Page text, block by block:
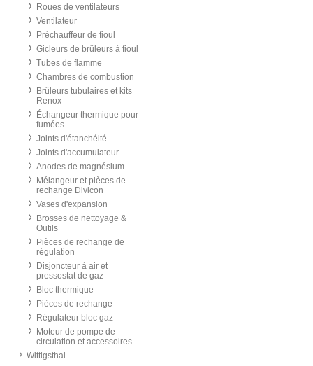
Roues de ventilateurs
Ventilateur
Préchauffeur de fioul
Gicleurs de brûleurs à fioul
Tubes de flamme
Chambres de combustion
Brûleurs tubulaires et kits
Renox
Échangeur thermique pour
fumées
Joints d'étanchéité
Joints d'accumulateur
Anodes de magnésium
Mélangeur et pièces de
rechange Divicon
Vases d'expansion
Brosses de nettoyage &
Outils
Pièces de rechange de
régulation
Disjoncteur à air et
pressostat de gaz
Bloc thermique
Pièces de rechange
Régulateur bloc gaz
Moteur de pompe de
circulation et accessoires
Wittigsthal